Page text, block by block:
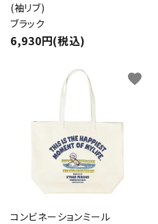
(袖リブ)
ブラック
6,930円(税込)
コンビネーションミール
favorite